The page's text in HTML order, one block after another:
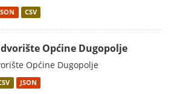
CSV
Općine Dugopolje
Općine Dugopolje
JSON